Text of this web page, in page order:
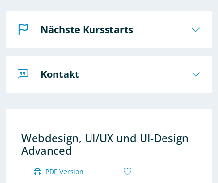
Nächste Kursstarts
Kontakt
Webdesign, UI/UX und UI-Design
Advanced
PDF Version